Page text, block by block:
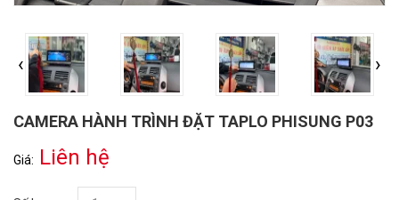
‹ ›
CAMERA HÀNH TRÌNH ĐẶT TAPLO PHISUNG P03
Giá: Liên hệ